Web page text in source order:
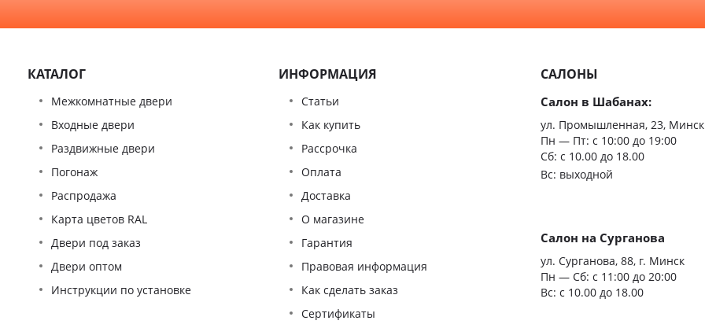
КАТАЛОГ
Межкомнатные двери
Входные двери
Раздвижные двери
Погонаж
Распродажа
Карта цветов RAL
Двери под заказ
Двери оптом
Инструкции по установке
ИНФОРМАЦИЯ
Статьи
Как купить
Рассрочка
Оплата
Доставка
О магазине
Гарантия
Правовая информация
Как сделать заказ
Сертификаты
САЛОНЫ
Салон в Шабанах:
ул. Промышленная, 23, Минск
Пн — Пт: с 10:00 до 19:00
Сб: с 10.00 до 18.00
Вс: выходной
Салон на Сурганова
ул. Сурганова, 88, г. Минск
Пн — Сб: с 11:00 до 20:00
Вс: с 10.00 до 18.00